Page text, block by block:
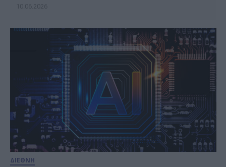
μπορούσαν να επηρεάσουν σημαντικά το
επενδυτικό τοπίο της επόμενης περιόδου.
Σύμφωνα με διεθνή δημοσιεύματα, οι OpenAI
και Anthropic έχουν προχωρήσει σε
εμπιστευτικές […]
ΔΙΕΘΝΗ